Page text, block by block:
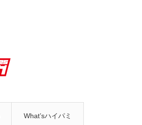
What’sハイパミ